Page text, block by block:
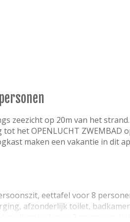
zeezicht op 20m van het
het OPENLUCHT ZWEMBAD
maken een vakantie in dit
eettafel voor 8
afzonderlijk toilet,